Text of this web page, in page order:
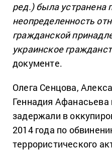
ред.) была устранена
неопределенность
гражданской
украинское
документе.
Олега Сенцова,
Геннадия
задержали в
2014 года по
террористического